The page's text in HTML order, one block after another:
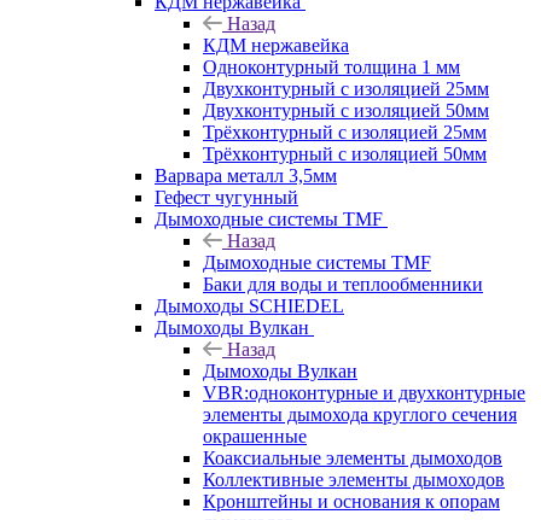
Назад
КДМ нержавейка
Одноконтурный толщина 1 мм
Двухконтурный с изоляцией 25мм
Двухконтурный с изоляцией 50мм
Трёхконтурный с изоляцией 25мм
Трёхконтурный с изоляцией 50мм
Варвара металл 3,5мм
Гефест чугунный
Дымоходные системы TMF
Назад
Дымоходные системы TMF
Баки для воды и теплообменники
Дымоходы SCHIEDEL
Дымоходы Вулкан
Назад
Дымоходы Вулкан
VBR:одноконтурные и двухконтурные
элементы дымохода круглого сечения
окрашенные
Коаксиальные элементы дымоходов
Коллективные элементы дымоходов
Кронштейны и основания к опорам